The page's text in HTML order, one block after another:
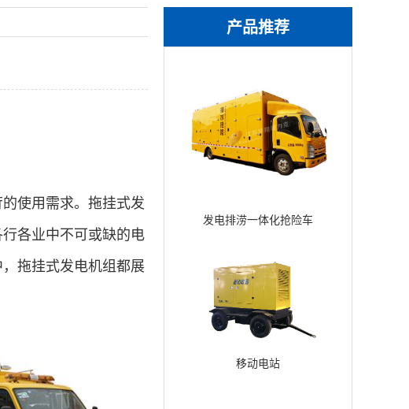
产品推荐
发电排涝一体化抢险车
移动电站
使用需求。拖挂式发
各业中不可或缺的电
拖挂式发电机组都展